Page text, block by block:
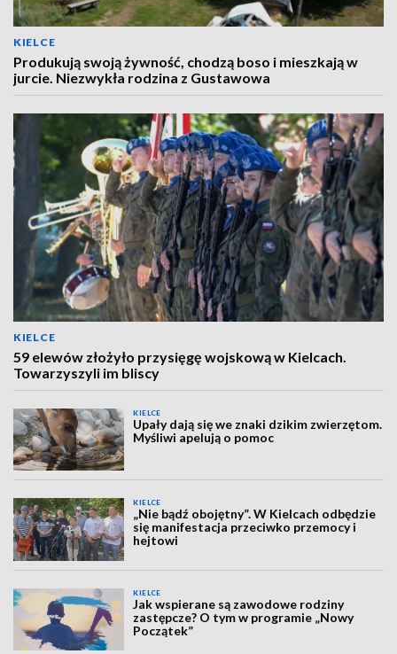
KIELCE
Produkują swoją żywność, chodzą boso i mieszkają w
jurcie. Niezwykła rodzina z Gustawowa
KIELCE
59 elewów złożyło przysięgę wojskową w Kielcach.
Towarzyszyli im bliscy
KIELCE
Upały dają się we znaki dzikim zwierzętom.
Myśliwi apelują o pomoc
KIELCE
„Nie bądź obojętny”. W Kielcach odbędzie
się manifestacja przeciwko przemocy i
hejtowi
KIELCE
Jak wspierane są zawodowe rodziny
zastępcze? O tym w programie „Nowy
Początek”